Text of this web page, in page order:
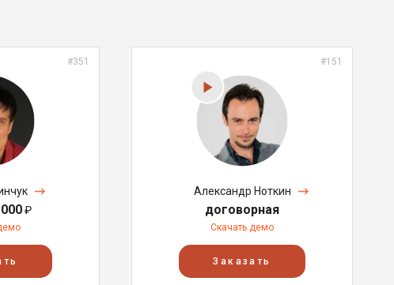
#351
₽
#151
Александр Ноткин
договорная
Скачать демо
Заказать